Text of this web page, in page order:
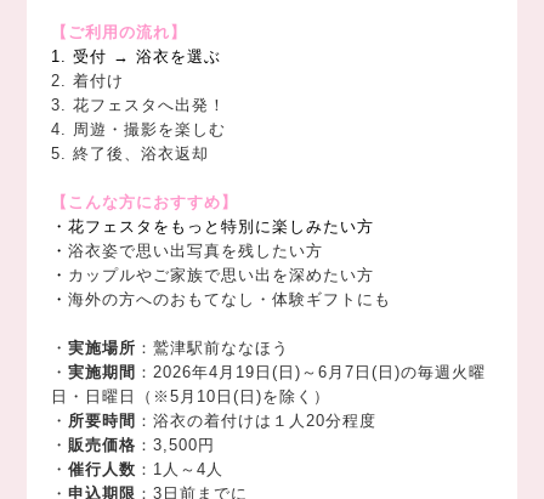
【ご利用の流れ】
1. 受付 → 浴衣を選ぶ
2. 着付け
3. 花フェスタへ出発！
4. 周遊・撮影を楽しむ
5. 終了後、浴衣返却
【こんな方におすすめ】
・花フェスタをもっと特別に楽しみたい方
・浴衣姿で思い出写真を残したい方
・ カップルやご家族で思い出を深めたい方
・海外の方へのおもてなし・体験ギフトにも
・実施場所 ：鷲津駅前ななほう
・実施期間 ：2026年4月19日(日)～6月7日(日)の毎週火曜
日・日曜日（※5月10日(日)を除く）
・ 所要時間 ：浴衣の着付けは１人20分程度
・販売価格 ：3,500円
・催行人数 ：1人～4人
・申込期限 ：3日前までに